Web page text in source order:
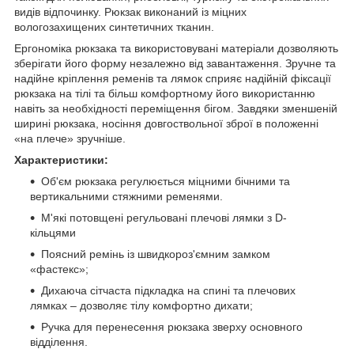
видів відпочинку. Рюкзак виконаний із міцних
вологозахищених синтетичних тканин.
Ергономіка рюкзака та використовувані матеріали дозволяють
зберігати його форму незалежно від завантаження. Зручне та
надійне кріплення ременів та лямок сприяє надійній фіксації
рюкзака на тілі та більш комфортному його використанню
навіть за необхідності переміщення бігом. Завдяки зменшеній
ширині рюкзака, носіння довгоствольної зброї в положенні
«на плече» зручніше.
Характеристики:
Об'єм рюкзака регулюється міцними бічними та
вертикальними стяжними ременями.
М'які потовщені регульовані плечові лямки з D-
кільцями
Поясний ремінь із швидкороз'ємним замком
«фастекс»;
Дихаюча сітчаста підкладка на спині та плечових
лямках – дозволяє тілу комфортно дихати;
Ручка для перенесення рюкзака зверху основного
відділення.